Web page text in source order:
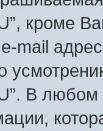
кроме
mail
В